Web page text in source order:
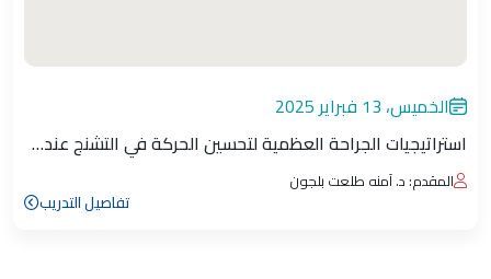
الخميس، 13 فبراير 2025
استراتيجيات الجراحة العظمية لتحسين الحركة في التشنج عند…
المقدم: د. آمنه طلعت بلجون
تفاصيل التدريب